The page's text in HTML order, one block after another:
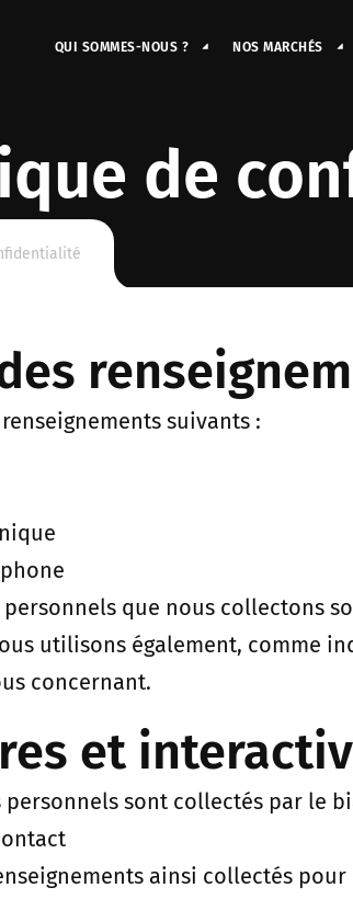
QUI SOMMES-NOUS ? NOS MARCHÉS
de
suivants :
personnels que nous collectons
utilisons également, comme
concernant.
et
personnels sont collectés par le
ainsi collectés